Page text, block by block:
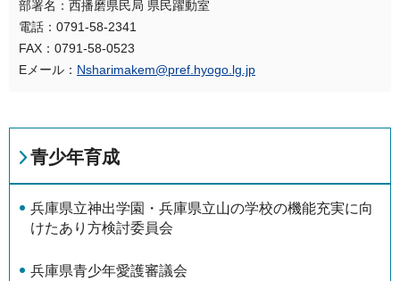
部署名：西播磨県民局 県民躍動室
電話：0791-58-2341
FAX：0791-58-0523
Eメール： Nsharimakem@pref.hyogo.lg.jp
青少年育成
兵庫県立神出学園・兵庫県立山の学校の機能充実に向
けたあり方検討委員会
兵庫県青少年愛護審議会